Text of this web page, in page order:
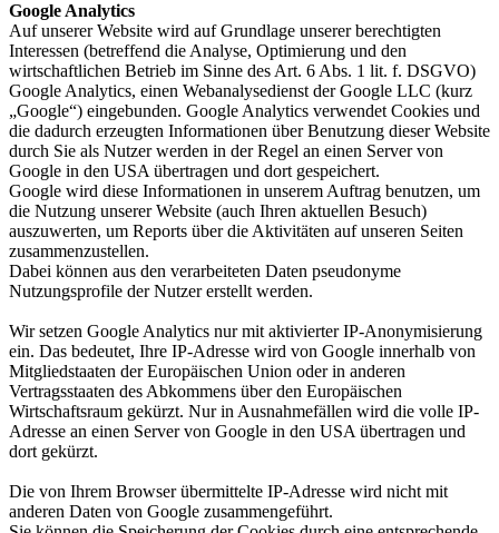
Google Analytics
Auf unserer Website wird auf Grundlage unserer berechtigten
Interessen (betreffend die Analyse, Optimierung und den
wirtschaftlichen Betrieb im Sinne des Art. 6 Abs. 1 lit. f. DSGVO)
Google Analytics, einen Webanalysedienst der Google LLC (kurz
„Google“) eingebunden. Google Analytics verwendet Cookies und
die dadurch erzeugten Informationen über Benutzung dieser Website
durch Sie als Nutzer werden in der Regel an einen Server von
Google in den USA übertragen und dort gespeichert.
Google wird diese Informationen in unserem Auftrag benutzen, um
die Nutzung unserer Website (auch Ihren aktuellen Besuch)
auszuwerten, um Reports über die Aktivitäten auf unseren Seiten
zusammenzustellen.
Dabei können aus den verarbeiteten Daten pseudonyme
Nutzungsprofile der Nutzer erstellt werden.
Wir setzen Google Analytics nur mit aktivierter IP-Anonymisierung
ein. Das bedeutet, Ihre IP-Adresse wird von Google innerhalb von
Mitgliedstaaten der Europäischen Union oder in anderen
Vertragsstaaten des Abkommens über den Europäischen
Wirtschaftsraum gekürzt. Nur in Ausnahmefällen wird die volle IP-
Adresse an einen Server von Google in den USA übertragen und
dort gekürzt.
Die von Ihrem Browser übermittelte IP-Adresse wird nicht mit
anderen Daten von Google zusammengeführt.